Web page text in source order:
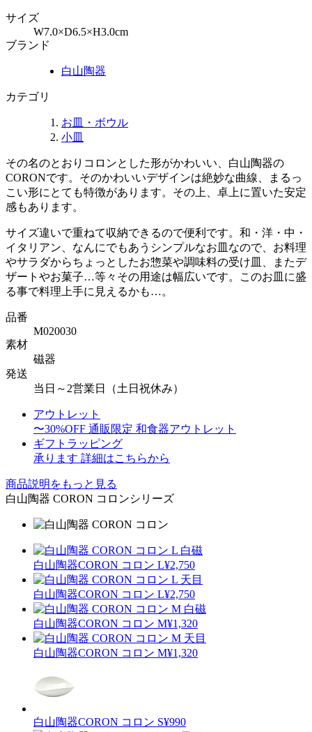
サイズ
W7.0×D6.5×H3.0cm
ブランド
白山陶器
カテゴリ
お皿・ボウル
小皿
その名のとおりコロンとした形がかわいい、白山陶器の
CORONです。そのかわいいデザインは絶妙な曲線、まるっ
こい形にとても特徴があります。その上、卓上に置いた安定
感もあります。
サイズ違いで重ねて収納できるので便利です。和・洋・中・
イタリアン、なんにでもあうシンプルなお皿なので、お料理
やサラダからちょっとしたお惣菜や調味料の受け皿、またデ
ザートやお菓子…等々その用途は幅広いです。このお皿に盛
る事で料理上手に見えるかも…。
品番
M020030
素材
磁器
発送
当日～2営業日（土日祝休み）
アウトレット
〜30%OFF 通販限定 和食器アウトレット
ギフトラッピング
承ります 詳細はこちらから
商品説明をもっと見る
白山陶器 CORON コロンシリーズ
白山陶器CORON コロン L¥2,750
白山陶器CORON コロン L¥2,750
白山陶器CORON コロン M¥1,320
白山陶器CORON コロン M¥1,320
白山陶器CORON コロン S¥990